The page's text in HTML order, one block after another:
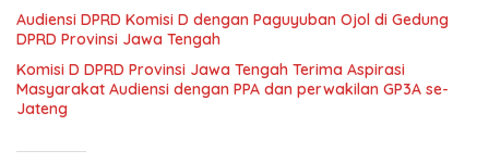
Audiensi DPRD Komisi D dengan Paguyuban Ojol di Gedung
DPRD Provinsi Jawa Tengah
Komisi D DPRD Provinsi Jawa Tengah Terima Aspirasi
Masyarakat Audiensi dengan PPA dan perwakilan GP3A se-
Jateng